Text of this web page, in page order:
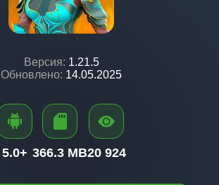
Версия: 1.21.5
Обновлено: 14.05.2025
5.0+ 366.3 MB20 924